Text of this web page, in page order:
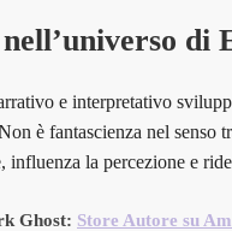
di
e interpretativo
è fantascienza nel senso
influenza la percezione e
Ghost: Store Autore su